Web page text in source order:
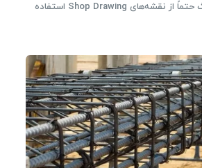
در پروژه‌های بزرگ حتماً از نقشه‌های Shop Drawing استفاده